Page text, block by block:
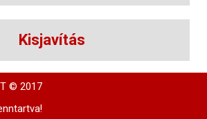
Kisjavítás
© 2017